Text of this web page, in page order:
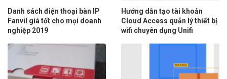
Danh sách điện thoại bàn IP
Fanvil giá tốt cho mọi doanh
nghiệp 2019
Hướng dẫn tạo tài khoản
Cloud Access quản lý thiết bị
wifi chuyên dụng Unifi